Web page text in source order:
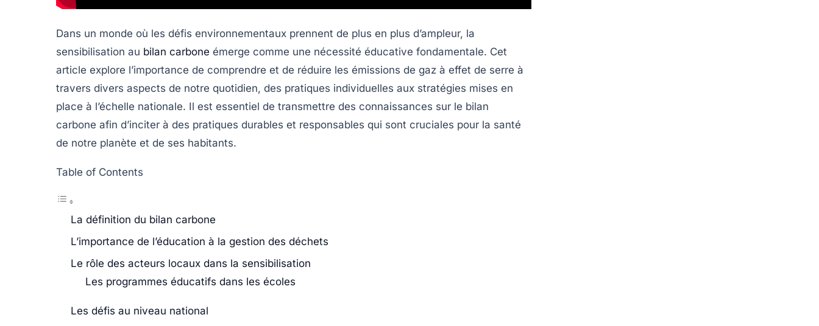
Dans un monde où les défis environnementaux prennent de plus en plus d’ampleur, la
sensibilisation au bilan carbone émerge comme une nécessité éducative fondamentale. Cet
article explore l’importance de comprendre et de réduire les émissions de gaz à effet de serre à
travers divers aspects de notre quotidien, des pratiques individuelles aux stratégies mises en
place à l’échelle nationale. Il est essentiel de transmettre des connaissances sur le bilan
carbone afin d’inciter à des pratiques durables et responsables qui sont cruciales pour la santé
de notre planète et de ses habitants.
Table of Contents
La définition du bilan carbone
L’importance de l’éducation à la gestion des déchets
Le rôle des acteurs locaux dans la sensibilisation
Les programmes éducatifs dans les écoles
Les défis au niveau national